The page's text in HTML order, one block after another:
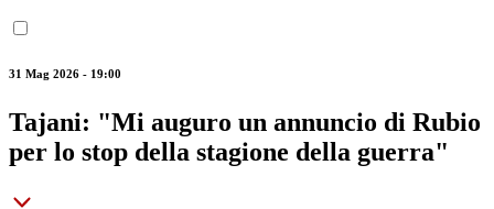
31 Mag 2026 - 19:00
Tajani: "Mi auguro un annuncio di Rubio
per lo stop della stagione della guerra"